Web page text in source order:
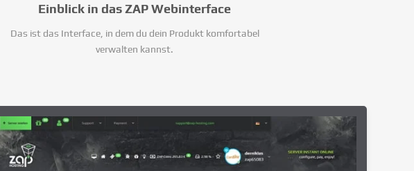
Einblick in das ZAP Webinterface
Das ist das Interface, in dem du dein Produkt komfortabel
verwalten kannst.